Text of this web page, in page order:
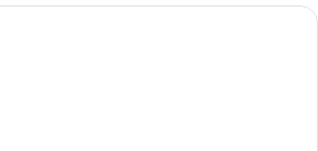
Une chambre d’hôtel avec un grand